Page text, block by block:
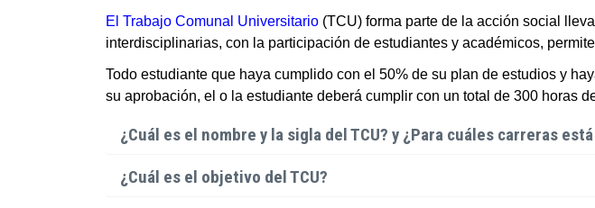
El Trabajo Comunal Universitario (TCU) forma parte de la acción social
interdisciplinarias, con la participación de estudiantes y académicos,
Todo estudiante que haya cumplido con el 50% de su plan de estudios y
su aprobación, el o la estudiante deberá cumplir con un total de 300 horas
¿Cuál es el nombre y la sigla del TCU? y ¿Para cuáles carreras
¿Cuál es el objetivo del TCU?